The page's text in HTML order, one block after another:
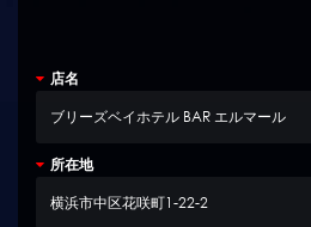
店名
ブリーズベイホテル BAR エルマール
所在地
横浜市中区花咲町1-22-2